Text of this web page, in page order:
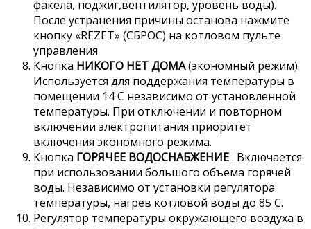
факела, поджиг,вентилятор, уровень воды).
После устранения причины останова нажмите
кнопку «REZET» (СБРОС) на котловом пульте
управления
Кнопка НИКОГО НЕТ ДОМА(экономный режим).
Используется для поддержания температуры в
помещении 14 С независимо от установленной
температуры. При отключении и повторном
включении электропитания приоритет
включения экономного режима.
Кнопка ГОРЯЧЕЕ ВОДОСНАБЖЕНИЕ. Включается
при использовании большого объема горячей
воды. Независимо от установки регулятора
температуры, нагрев котловой воды до 85 С.
Регулятор температуры окружающего воздуха в